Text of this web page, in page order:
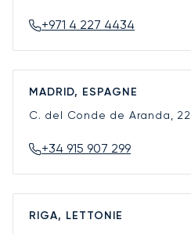
+971 4 227 4434
MADRID, ESPAGNE
C. del Conde de Aranda, 22
+34 915 907 299
RIGA, LETTONIE